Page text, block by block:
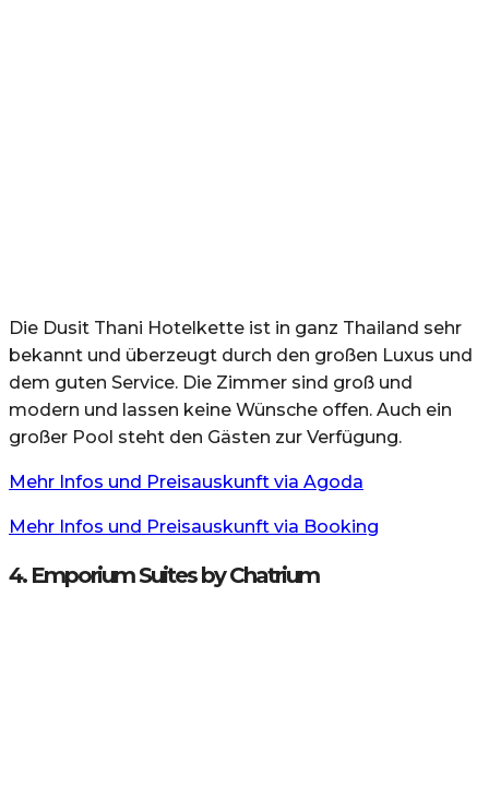
Die Dusit Thani Hotelkette ist in ganz Thailand sehr
bekannt und überzeugt durch den großen Luxus und
dem guten Service. Die Zimmer sind groß und
modern und lassen keine Wünsche offen. Auch ein
großer Pool steht den Gästen zur Verfügung.
Mehr Infos und Preisauskunft via Agoda
Mehr Infos und Preisauskunft via Booking
4. Emporium Suites by Chatrium